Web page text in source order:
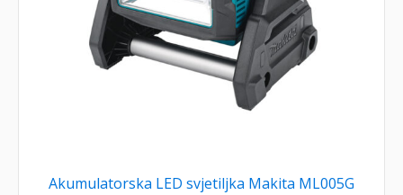
Akumulatorska LED svjetiljka Makita ML005G